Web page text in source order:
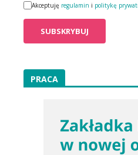
Akceptuję regulamin i politykę
PRACA